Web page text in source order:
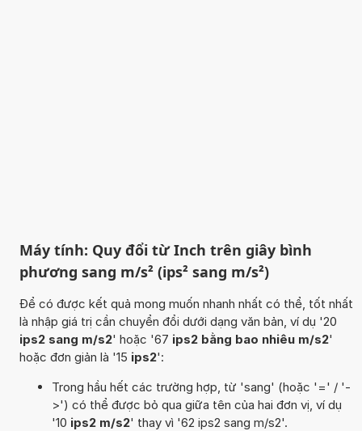
Máy tính: Quy đổi từ Inch trên giây bình
phương sang m/s² (ips² sang m/s²)
Để có được kết quả mong muốn nhanh nhất có thể, tốt nhất
là nhập giá trị cần chuyển đổi dưới dạng văn bản, ví dụ '20
ips2 sang m/s2' hoặc '67 ips2 bằng bao nhiêu m/s2'
hoặc đơn giản là '15 ips2':
Trong hầu hết các trường hợp, từ 'sang' (hoặc '=' / '-
>') có thể được bỏ qua giữa tên của hai đơn vị, ví dụ
'10 ips2 m/s2' thay vì '62 ips2 sang m/s2'.